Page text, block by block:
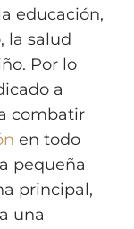
educación,
la salud
Por lo
a
combatir
en todo
pequeña
principal,
una